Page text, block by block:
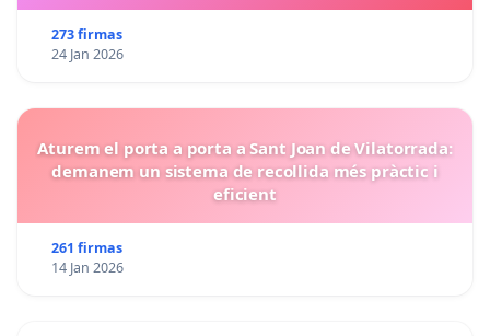
273 firmas
24 Jan 2026
Aturem el porta a porta a Sant Joan de Vilatorrada:
demanem un sistema de recollida més pràctic i
eficient
261 firmas
14 Jan 2026